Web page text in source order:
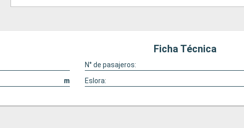
Ficha Técnica
N° de pasajeros:
m Eslora: